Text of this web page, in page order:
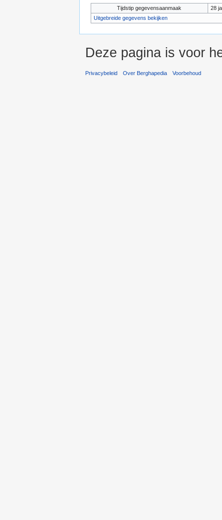
Tijdstip gegevensaanmaak
28
Uitgebreide gegevens bekijken
Deze pagina is voor
Privacybeleid Over Berghapedia Voorbehoud